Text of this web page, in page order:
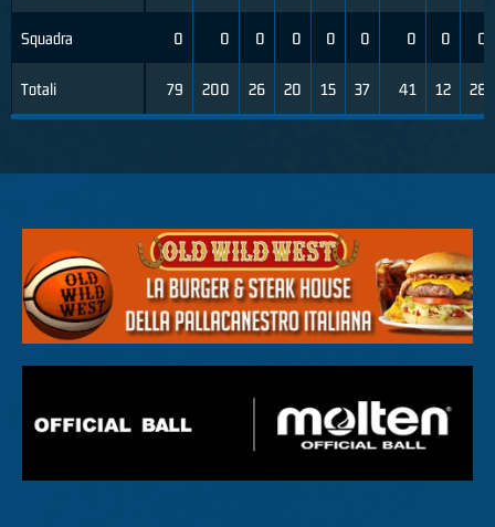
Squadra
Totali
0 0 0 0 0 0 0 0 0
79 200 26 20 15 37 41 12 28